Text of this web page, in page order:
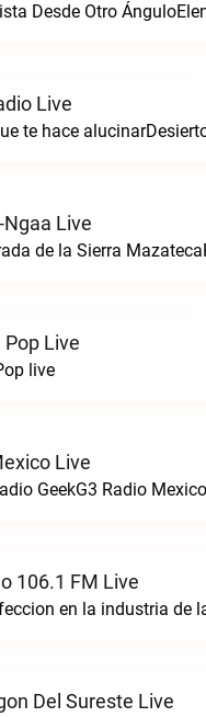
Desde Otro
Live
te hace
Ngaa Live
de la Sierra
Live
live
Live
GeekG3 Radio
106.1 FM Live
Del Sureste Live